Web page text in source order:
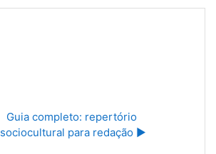
Guia completo: repertório
sociocultural para redação ▶︎